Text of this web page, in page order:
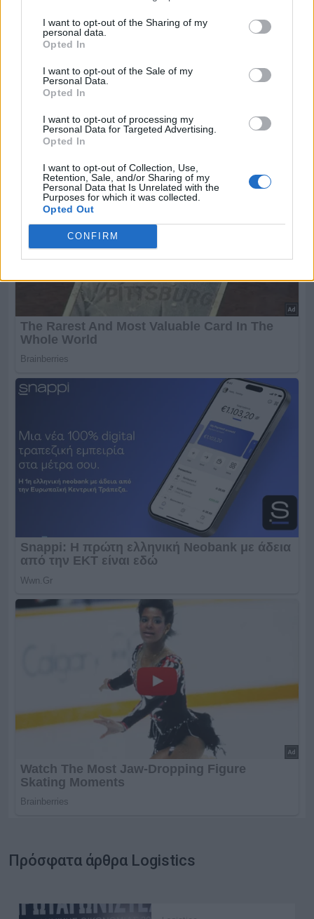
I want to opt-out of the Sharing of my
personal data.
Opted In
I want to opt-out of the Sale of my
Personal Data.
Opted In
I want to opt-out of processing my
Personal Data for Targeted Advertising.
Opted In
I want to opt-out of Collection, Use,
Retention, Sale, and/or Sharing of my
Personal Data that Is Unrelated with the
Purposes for which it was collected.
Opted Out
CONFIRM
Πρόσφατα άρθρα Logistics